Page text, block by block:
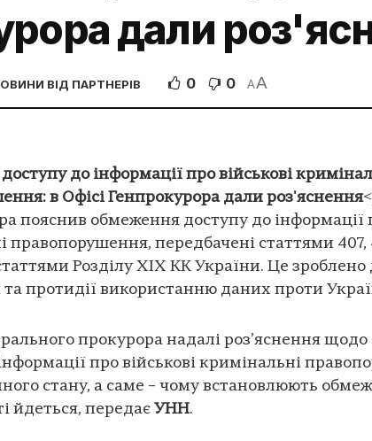
дали
ВІД ПАРТНЕРІВ 0 0 AA
до інформації про військові
в Офісі Генпрокурора дали роз'яснення
пояснив обмеження доступу до інформації
правопорушення, передбачені статтями 407,
Розділу XIX КК України. Це зроблено
протидії використанню даних проти
прокурора надалі роз’яснення
про військові кримінальні
стану, а саме – чому встановлюють
йдеться, передає УНН.